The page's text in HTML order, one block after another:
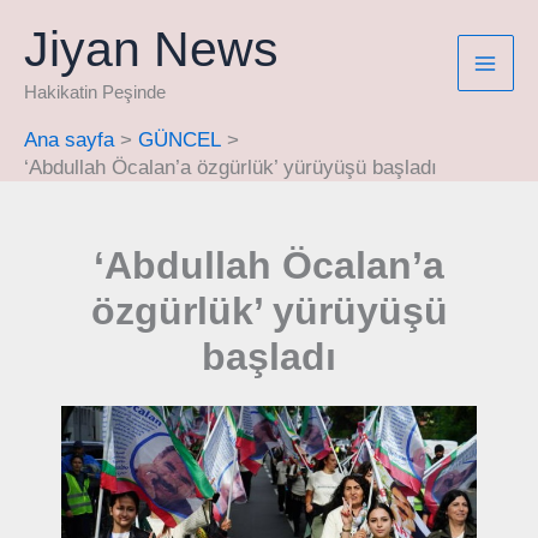
Jiyan News
Hakikatin Peşinde
Ana sayfa
GÜNCEL
‘Abdullah Öcalan’a özgürlük’ yürüyüşü başladı
‘Abdullah Öcalan’a
özgürlük’ yürüyüşü
başladı